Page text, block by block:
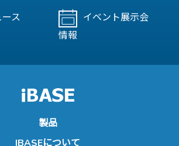
ス
イベント展示会
情報
製品
IBASEについて